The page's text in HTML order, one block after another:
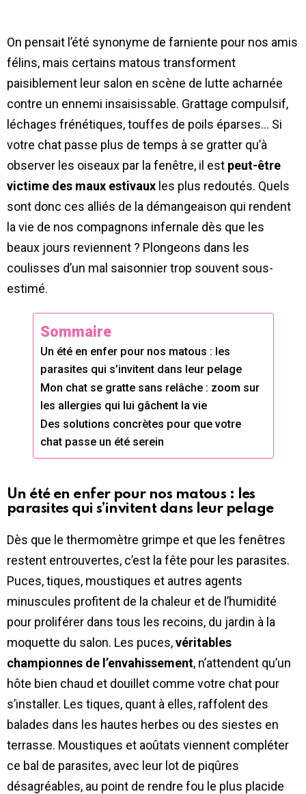
On pensait l’été synonyme de farniente pour nos amis
félins, mais certains matous transforment
paisiblement leur salon en scène de lutte acharnée
contre un ennemi insaisissable. Grattage compulsif,
léchages frénétiques, touffes de poils éparses… Si
votre chat passe plus de temps à se gratter qu’à
observer les oiseaux par la fenêtre, il est peut-être
victime des maux estivaux les plus redoutés. Quels
sont donc ces alliés de la démangeaison qui rendent
la vie de nos compagnons infernale dès que les
beaux jours reviennent ? Plongeons dans les
coulisses d’un mal saisonnier trop souvent sous-
estimé.
Sommaire
Un été en enfer pour nos matous : les
parasites qui s’invitent dans leur pelage
Mon chat se gratte sans relâche : zoom sur
les allergies qui lui gâchent la vie
Des solutions concrètes pour que votre
chat passe un été serein
Un été en enfer pour nos matous : les
parasites qui s’invitent dans leur pelage
Dès que le thermomètre grimpe et que les fenêtres
restent entrouvertes, c’est la fête pour les parasites.
Puces, tiques, moustiques et autres agents
minuscules profitent de la chaleur et de l’humidité
pour proliférer dans tous les recoins, du jardin à la
moquette du salon. Les puces,véritables
championnes de l’envahissement, n’attendent qu’un
hôte bien chaud et douillet comme votre chat pour
s’installer. Les tiques, quant à elles, raffolent des
balades dans les hautes herbes ou des siestes en
terrasse. Moustiques et aoûtats viennent compléter
ce bal de parasites, avec leur lot de piqûres
désagréables, au point de rendre fou le plus placide